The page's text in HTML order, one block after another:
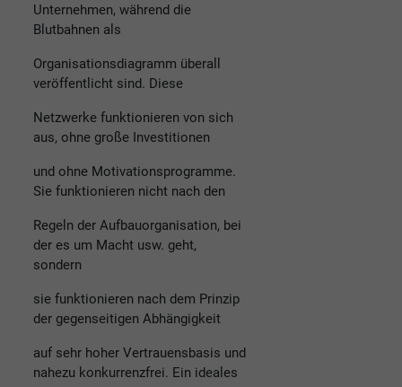
Unternehmen, während die
Blutbahnen als
Organisationsdiagramm überall
veröffentlicht sind. Diese
Netzwerke funktionieren von sich
aus, ohne große Investitionen
und ohne Motivationsprogramme.
Sie funktionieren nicht nach den
Regeln der Aufbauorganisation, bei
der es um Macht usw. geht,
sondern
sie funktionieren nach dem Prinzip
der gegenseitigen Abhängigkeit
auf sehr hoher Vertrauensbasis und
nahezu konkurrenzfrei. Ein ideales